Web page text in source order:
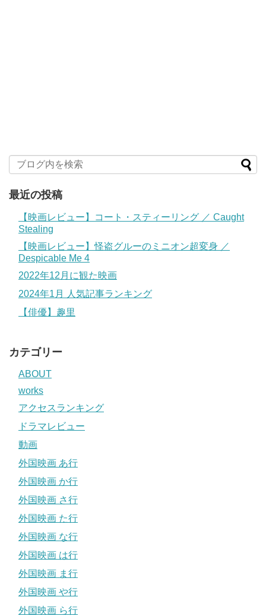
最近の投稿
【映画レビュー】コート・スティーリング ／ Caught
Stealing
【映画レビュー】怪盗グルーのミニオン超変身 ／
Despicable Me 4
2022年12月に観た映画
2024年1月 人気記事ランキング
【俳優】趣里
カテゴリー
ABOUT
works
アクセスランキング
ドラマレビュー
動画
外国映画 あ行
外国映画 か行
外国映画 さ行
外国映画 た行
外国映画 な行
外国映画 は行
外国映画 ま行
外国映画 や行
外国映画 ら行